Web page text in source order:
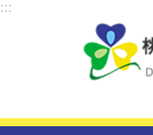
跳到主要內容區塊
:::